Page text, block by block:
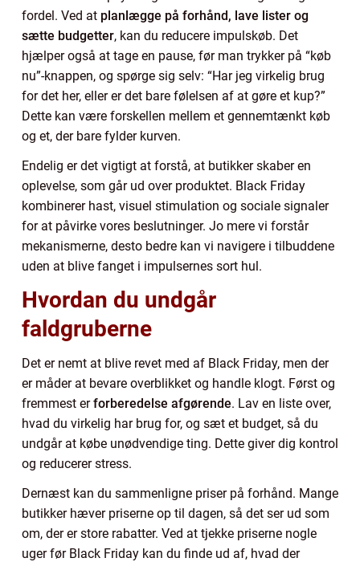
fordel. Ved at planlægge på forhånd, lave lister og
sætte budgetter, kan du reducere impulskøb. Det
hjælper også at tage en pause, før man trykker på “køb
nu”-knappen, og spørge sig selv: “Har jeg virkelig brug
for det her, eller er det bare følelsen af at gøre et kup?”
Dette kan være forskellen mellem et gennemtænkt køb
og et, der bare fylder kurven.
Endelig er det vigtigt at forstå, at butikker skaber en
oplevelse, som går ud over produktet. Black Friday
kombinerer hast, visuel stimulation og sociale signaler
for at påvirke vores beslutninger. Jo mere vi forstår
mekanismerne, desto bedre kan vi navigere i tilbuddene
uden at blive fanget i impulsernes sort hul.
Hvordan du undgår
faldgruberne
Det er nemt at blive revet med af Black Friday, men der
er måder at bevare overblikket og handle klogt. Først og
fremmest erforberedelse afgørende. Lav en liste over,
hvad du virkelig har brug for, og sæt et budget, så du
undgår at købe unødvendige ting. Dette giver dig kontrol
og reducerer stress.
Dernæst kan du sammenligne priser på forhånd. Mange
butikker hæver priserne op til dagen, så det ser ud som
om, der er store rabatter. Ved at tjekke priserne nogle
uger før Black Friday kan du finde ud af, hvad der